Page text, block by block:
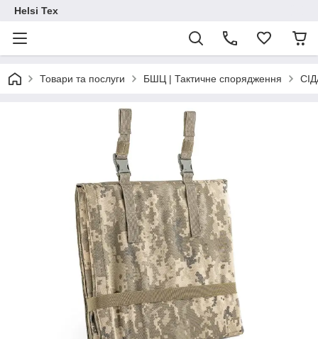
Helsi Tex
Товари та послуги БШЦ | Тактичне спорядження